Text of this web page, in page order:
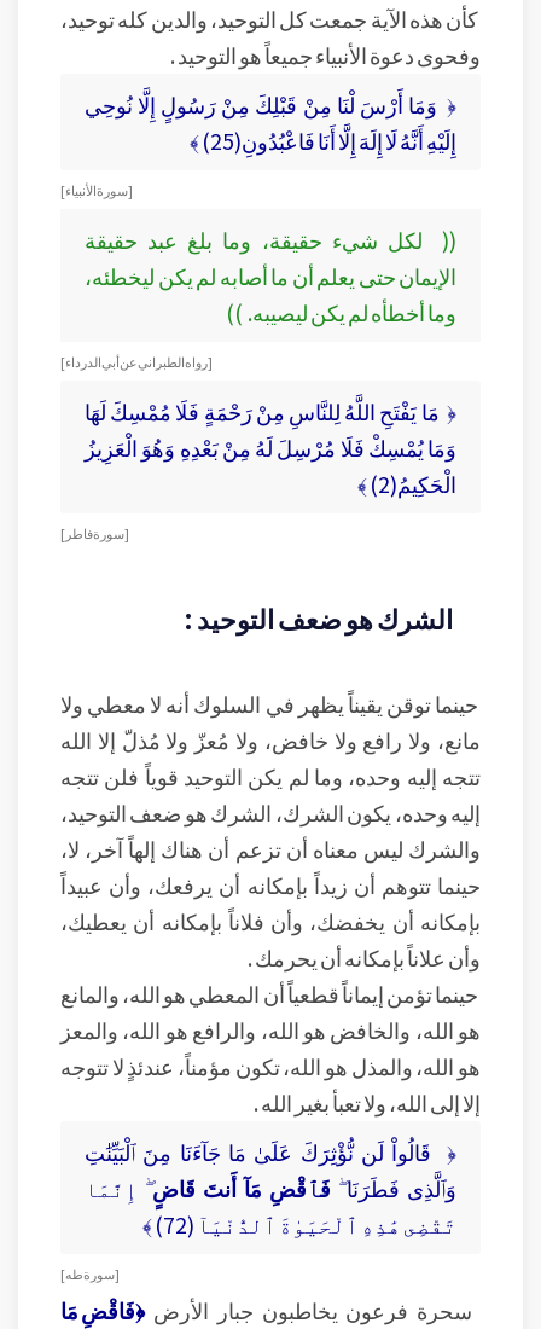
كأن هذه الآية جمعت كل التوحيد، والدين كله توحيد،
وفحوى دعوة الأنبياء جميعاً هو التوحيد .
﴿ وَمَا أَرْسَ لْنَا مِنْ قَبْلِكَ مِنْ رَسُولٍ إِلَّا نُوحِي
إِلَيْهِ أَنَّهُ لَا إِلَهَ إِلَّا أَنَا فَاعْبُدُونِ(25) ﴾
[ سورة الأنبياء ]
(( لكل شيء حقيقة، وما بلغ عبد حقيقة
الإيمان حتى يعلم أن ما أصابه لم يكن ليخطئه،
وما أخطأه لم يكن ليصيبه. ))
[ رواه الطبراني عن أبي الدرداء ]
﴿ مَا يَفْتَحِ اللَّهُ لِلنَّاسِ مِنْ رَحْمَةٍ فَلَا مُمْسِكَ لَهَا
وَمَا يُمْسِكْ فَلَا مُرْسِلَ لَهُ مِنْ بَعْدِهِ وَهُوَ الْعَزِيزُ
الْحَكِيمُ(2) ﴾
[ سورة فاطر ]
الشرك هو ضعف التوحيد :
حينما توقن يقيناً يظهر في السلوك أنه لا معطي ولا
مانع، ولا رافع ولا خافض، ولا مُعزّ ولا مُذلّ إلا الله
تتجه إليه وحده، وما لم يكن التوحيد قوياً فلن تتجه
إليه وحده، يكون الشرك، الشرك هو ضعف التوحيد،
والشرك ليس معناه أن تزعم أن هناك إلهاً آخر، لا،
حينما تتوهم أن زيداً بإمكانه أن يرفعك، وأن عبيداً
بإمكانه أن يخفضك، وأن فلاناً بإمكانه أن يعطيك،
وأن علاناً بإمكانه أن يحرمك .
حينما تؤمن إيماناً قطعياً أن المعطي هو الله، والمانع
هو الله، والخافض هو الله، والرافع هو الله، والمعز
هو الله، والمذل هو الله، تكون مؤمناً، عندئذٍ لا تتوجه
إلا إلى الله، ولا تعبأ بغير الله .
﴿ قَالُواْ لَن نُّؤْثِرَكَ عَلَىٰ مَا جَآءَنَا مِنَ ٱلْبَيِّنَٰتِ
وَٱلَّذِى فَطَرَنَا ۖ فَٱقْضِ مَآ أَنتَ قَاضٍ ۖ إِنَّمَا
تَقْضِى هَٰذِهِ ٱلْحَيَوٰةَ ٱلدُّنْيَآ (72) ﴾
[ سورة طه ]
سحرة فرعون يخاطبون جبار الأرض﴿فَاقْضِ مَا